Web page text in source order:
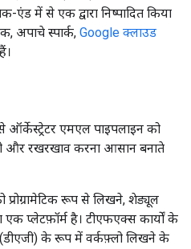
एंड में से एक द्वारा निष्पादित किया
अपाचे स्पार्क, Google क्लाउड
एमएल पाइपलाइन को
और रखरखाव करना आसान बनाते
प्रोग्रामेटिक रूप से लिखने, शेड्यूल
प्लेटफ़ॉर्म है। टीएफएक्स कार्यों के
(डीएजी) के रूप में वर्कफ़्लो लिखने के